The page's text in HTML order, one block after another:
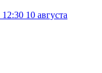
12:30 10 августа